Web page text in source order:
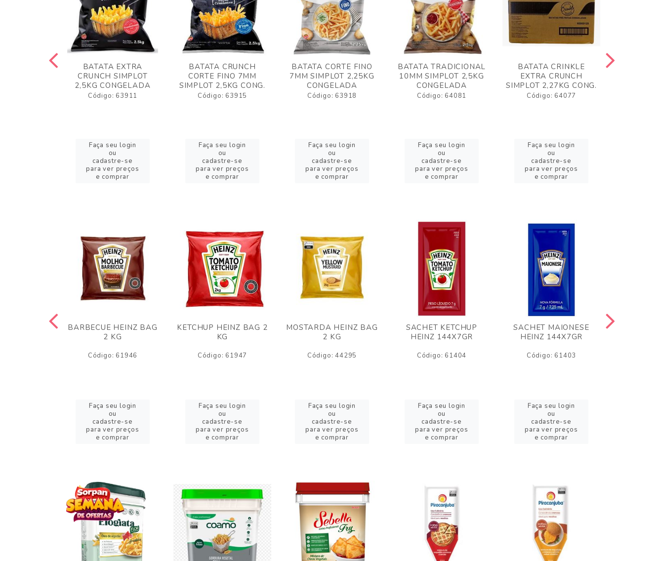
BATATA EXTRA
CRUNCH SIMPLOT
2,5KG CONGELADA
Código: 63911
Faça seu login
ou
cadastre-se
para ver preços
e comprar
BATATA CRUNCH
CORTE FINO 7MM
SIMPLOT 2,5KG CONG.
Código: 63915
Faça seu login
ou
cadastre-se
para ver preços
e comprar
BATATA CORTE FINO
7MM SIMPLOT 2,25KG
CONGELADA
Código: 63918
Faça seu login
ou
cadastre-se
para ver preços
e comprar
BATATA TRADICIONAL
10MM SIMPLOT 2,5KG
CONGELADA
Código: 64081
Faça seu login
ou
cadastre-se
para ver preços
e comprar
BATATA CRINKLE
EXTRA CRUNCH
SIMPLOT 2,27KG CONG.
Código: 64077
Faça seu login
ou
cadastre-se
para ver preços
e comprar
BARBECUE HEINZ BAG
2 KG
Código: 61946
Faça seu login
ou
cadastre-se
para ver preços
e comprar
KETCHUP HEINZ BAG 2
KG
Código: 61947
Faça seu login
ou
cadastre-se
para ver preços
e comprar
MOSTARDA HEINZ BAG
2 KG
Código: 44295
Faça seu login
ou
cadastre-se
para ver preços
e comprar
SACHET KETCHUP
HEINZ 144X7GR
Código: 61404
Faça seu login
ou
cadastre-se
para ver preços
e comprar
SACHET MAIONESE
HEINZ 144X7GR
Código: 61403
Faça seu login
ou
cadastre-se
para ver preços
e comprar